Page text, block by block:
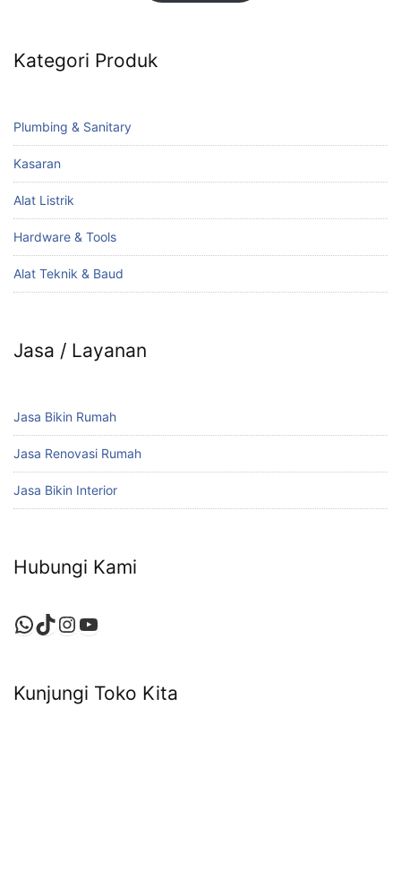
Kategori Produk
Plumbing & Sanitary
Kasaran
Alat Listrik
Hardware & Tools
Alat Teknik & Baud
Jasa / Layanan
Jasa Bikin Rumah
Jasa Renovasi Rumah
Jasa Bikin Interior
Hubungi Kami
WhatsApp
TikTok
Instagram
YouTube
Kunjungi Toko Kita